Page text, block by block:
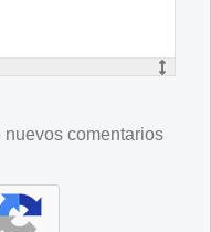
comentarios